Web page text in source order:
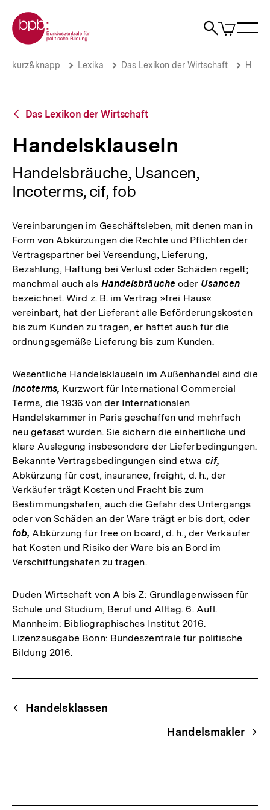
zum
Seiteninhalt
springen
Zur Startseite der bpb
Suche
Artikel
im
Handelsklauseln
Brotkrümelnavigation
Pfadnavigation
kurz&knapp Lexika Das Lexikon der Wirtschaft H
Zurück
Übersicht
Das Lexikon der Wirtschaft
Handelsklauseln
Handelsbräuche, Usancen,
Incoterms, cif, fob
Vereinbarungen im Geschäftsleben, mit denen man in
Form von Abkürzungen die Rechte und Pflichten der
Vertragspartner bei Versendung, Lieferung,
Bezahlung, Haftung bei Verlust oder Schäden regelt;
manchmal auch als Handelsbräucheoder Usancen
bezeichnet. Wird z. B. im Vertrag »frei Haus«
vereinbart, hat der Lieferant alle Beförderungskosten
bis zum Kunden zu tragen, er haftet auch für die
ordnungsgemäße Lieferung bis zum Kunden.
Wesentliche Handelsklauseln im Außenhandel sind die
Incoterms, Kurzwort für International Commercial
Terms, die 1936 von der Internationalen
Handelskammer in Paris geschaffen und mehrfach
neu gefasst wurden. Sie sichern die einheitliche und
klare Auslegung insbesondere der Lieferbedingungen.
Bekannte Vertragsbedingungen sind etwa cif,
Abkürzung für cost, insurance, freight, d. h., der
Verkäufer trägt Kosten und Fracht bis zum
Bestimmungshafen, auch die Gefahr des Untergangs
oder von Schäden an der Ware trägt er bis dort, oder
fob, Abkürzung für free on board, d. h., der Verkäufer
hat Kosten und Risiko der Ware bis an Bord im
Verschiffungshafen zu tragen.
Duden Wirtschaft von A bis Z: Grundlagenwissen für
Schule und Studium, Beruf und Alltag. 6. Aufl.
Mannheim: Bibliographisches Institut 2016.
Lizenzausgabe Bonn: Bundeszentrale für politische
Bildung 2016.
Begriffsnavigation
Content-
Navigation
Handelsklassen
Handelsmakler